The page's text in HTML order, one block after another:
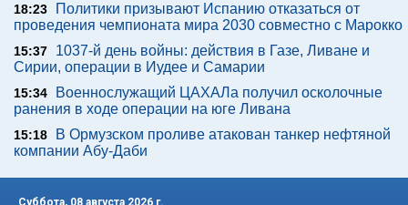
18:23
Политики призывают Испанию отказаться от
проведения чемпионата мира 2030 совместно с Марокко
15:37
1037-й день войны: действия в Газе, Ливане и
Сирии, операции в Иудее и Самарии
15:34
Военнослужащий ЦАХАЛа получил осколочные
ранения в ходе операции на юге Ливана
15:18
В Ормузском проливе атакован танкер нефтяной
компании Абу-Даби